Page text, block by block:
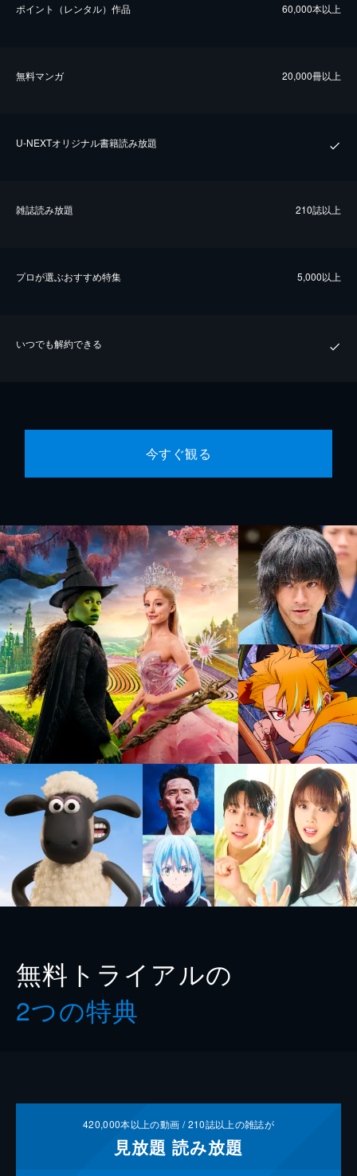
ポイント（レンタル）作品 60,000本以上
無料マンガ 20,000冊以上
U-NEXTオリジナル書籍読み放題
雑誌読み放題 210誌以上
プロが選ぶおすすめ特集 5,000以上
いつでも解約できる
今すぐ観る
無料トライアルの
2つの特典
420,000本以上の動画 /210誌以上の雑誌が
見放題 読み放題